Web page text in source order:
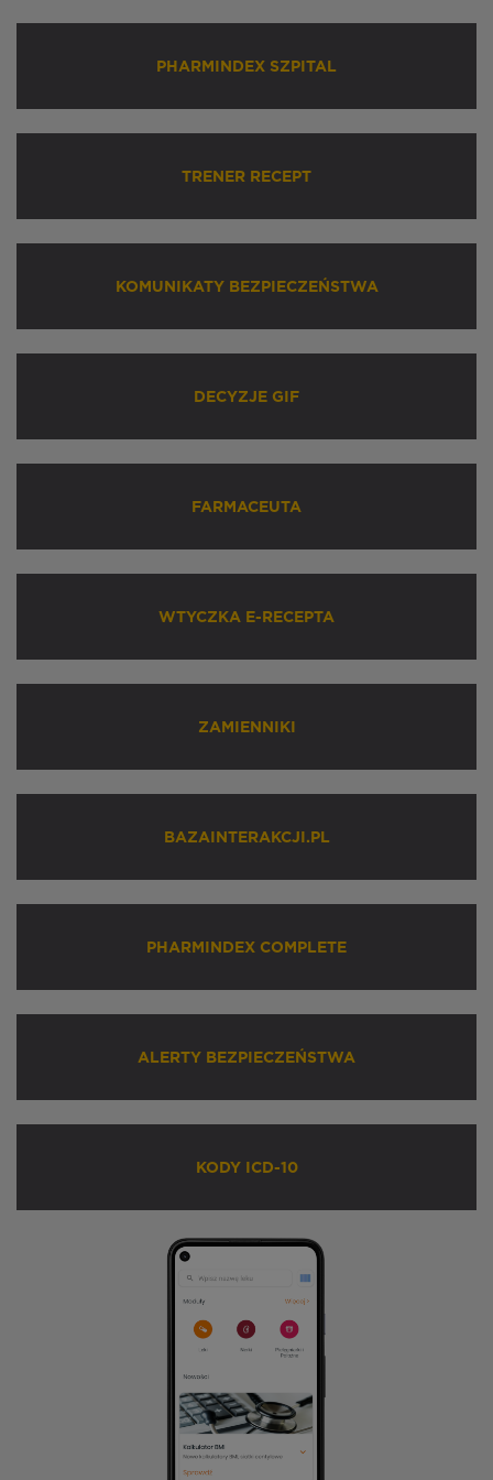
PHARMINDEX SZPITAL
TRENER RECEPT
KOMUNIKATY BEZPIECZEŃSTWA
DECYZJE GIF
FARMACEUTA
WTYCZKA E-RECEPTA
ZAMIENNIKI
BAZAINTERAKCJI.PL
PHARMINDEX COMPLETE
ALERTY BEZPIECZEŃSTWA
KODY ICD-10